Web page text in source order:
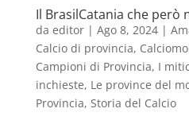
Il BrasilCatania che però
da editor| Ago 8, 2024|
Calcio di provincia,
Campioni di Provincia, I
inchieste, Le province del
Provincia, Storia del Calcio